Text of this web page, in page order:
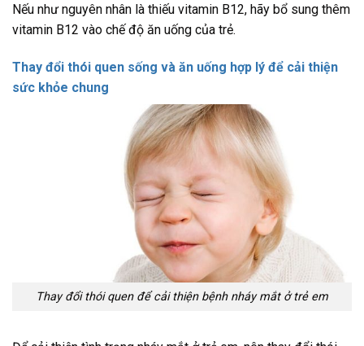
Nếu như nguyên nhân là thiếu vitamin B12, hãy bổ sung thêm
vitamin B12 vào chế độ ăn uống của trẻ.
Thay đổi thói quen sống và ăn uống hợp lý để cải thiện
sức khỏe chung
Thay đổi thói quen để cải thiện bệnh nháy mắt ở trẻ em